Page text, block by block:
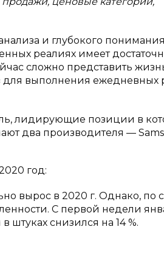
и глубокого понимания
реалиях имеет
сложно представить
для выполнения ежедневных
лидирующие позиции в
два производителя —
год:
вырос в 2020 г. Однако, по
С первой недели
штуках снизился на 14 %.